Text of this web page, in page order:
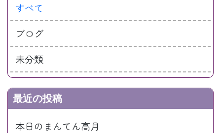
すべて
ブログ
未分類
最近の投稿
本日のまんてん高月